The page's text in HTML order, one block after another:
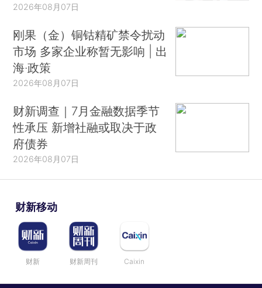
2026年08月07日
刚果（金）铜钴精矿禁令扰动
市场 多家企业称暂无影响 | 出
海·政策
2026年08月07日
财新调查｜7月金融数据季节
性承压 新增社融或取决于政
府债券
2026年08月07日
财新移动
财新 财新周刊 Caixin